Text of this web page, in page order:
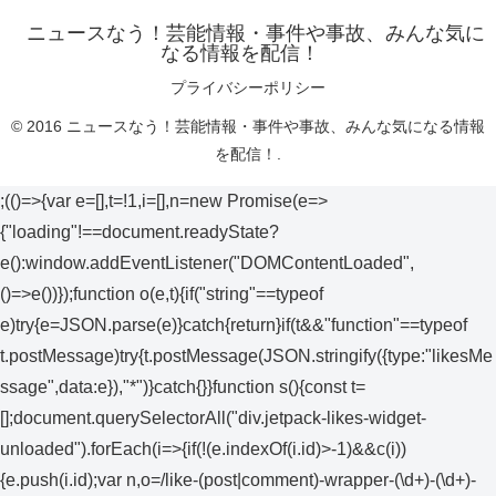
ニュースなう！芸能情報・事件や事故、みんな気に
なる情報を配信！
プライバシーポリシー
© 2016 ニュースなう！芸能情報・事件や事故、みんな気になる情報
を配信！.
;(()=>{var e=[],t=!1,i=[],n=new Promise(e=>
{"loading"!==document.readyState?
e():window.addEventListener("DOMContentLoaded",
()=>e())});function o(e,t){if("string"==typeof
e)try{e=JSON.parse(e)}catch{return}if(t&&"function"==typeof
t.postMessage)try{t.postMessage(JSON.stringify({type:"likesMe
ssage",data:e}),"*")}catch{}}function s(){const t=
[];document.querySelectorAll("div.jetpack-likes-widget-
unloaded").forEach(i=>{if(!(e.indexOf(i.id)>-1)&&c(i))
{e.push(i.id);var n,o=/like-(post|comment)-wrapper-(\d+)-(\d+)-